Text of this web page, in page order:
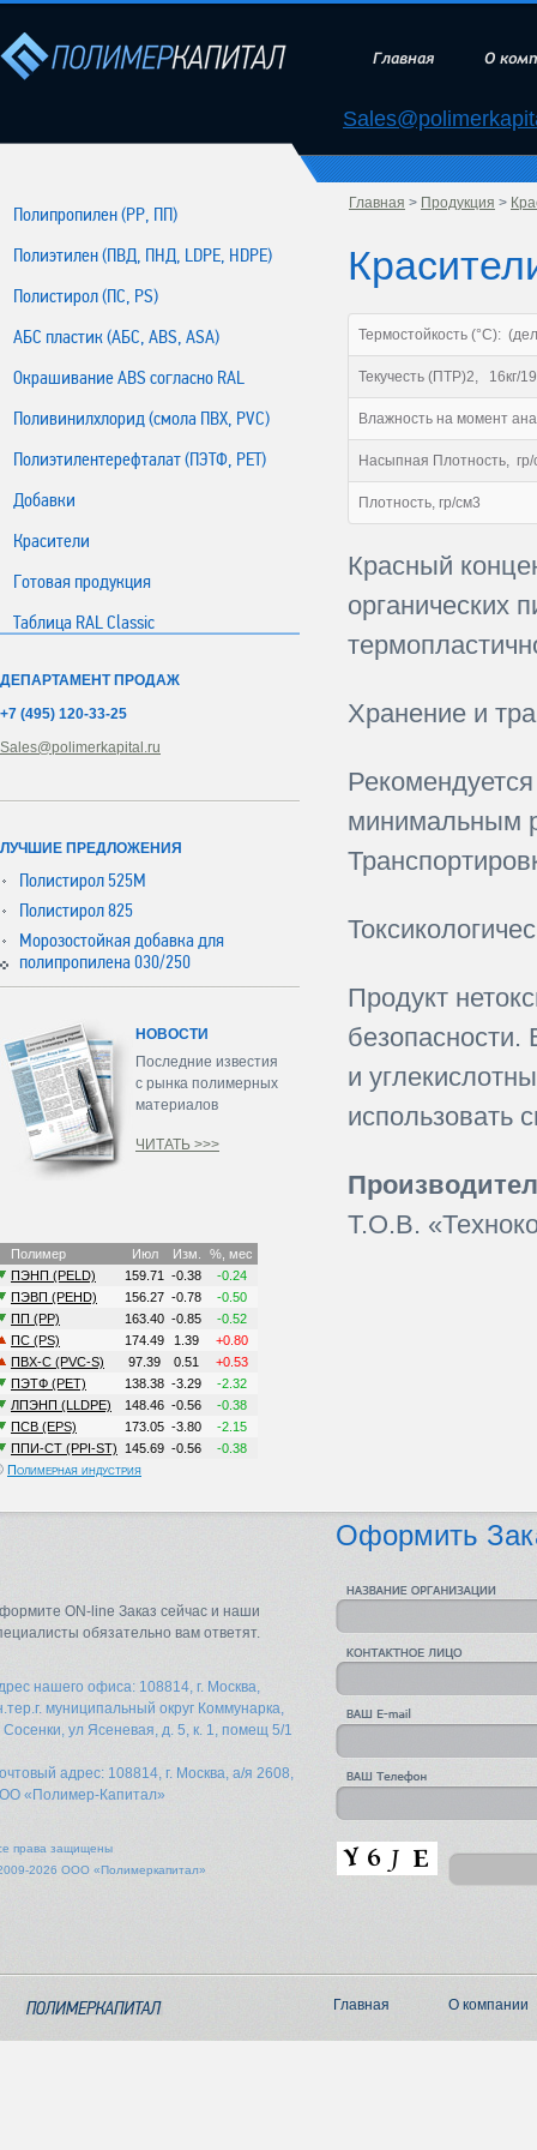
Главная О
Полипропилен (РР, ПП)
Полиэтилен (ПВД, ПНД, LDPE, HDPE)
Полистирол (ПС, PS)
АБС пластик (АБС, ABS, ASA)
Окрашивание ABS согласно RAL
Поливинилхлорид (смола ПВХ, PVC)
Полиэтилентерефталат (ПЭТФ, PET)
Добавки
Красители
Готовая продукция
Таблица RAL Classic
ДЕПАРТАМЕНТ ПРОДАЖ
+7 (495) 120-33-25
Sales@polimerkapital.ru
ЛУЧШИЕ ПРЕДЛОЖЕНИЯ
Полистирол 525М
Полистирол 825
Морозостойкая добавка для
полипропилена 030/250
НОВОСТИ
Последние известия
с рынка полимерных
материалов
ЧИТАТЬ >>>
Полимерная индустрия
Главная > Продукция >
Термостойкость (°С):
Текучесть (ПТР)2, 16кг/
Влажность на момент
Насыпная Плотность, гр/
Плотность, гр/см3
Красный
органических
Хранение и
минимальным
Продукт
и
использовать
Т.О.В.
ON-line Заказ сейчас и наши
обязательно вам ответят.
нашего офиса: 108814, г. Москва,
муниципальный округ Коммунарка,
Сосенки, ул Ясеневая, д. 5, к. 1, помещ 5/1
адрес: 108814, г. Москва, а/я 2608,
«Полимер-Капитал»
права защищены
2026 ООО «Полимеркапитал»
Оформить
Главная О компании